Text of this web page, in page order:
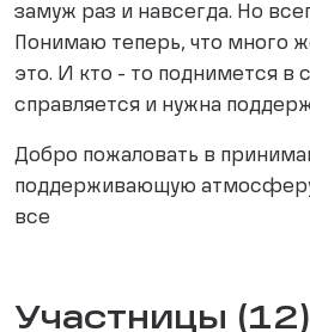
замуж раз и навсегда. Но
Понимаю теперь, что много
это. И кто - то поднимется в
справляется и нужна
Добро пожаловать в
поддерживающую
все
Участницы (12)